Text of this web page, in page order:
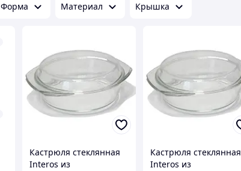
Форма Материал Крышка
Кастрюля стеклянная
Interos из
Кастрюля стеклянная
Interos из